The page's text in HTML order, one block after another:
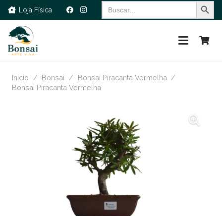
Loja Física
Search
for:
Início / Bonsai / Bonsai Piracanta Vermelha /
Bonsai Piracanta Vermelha